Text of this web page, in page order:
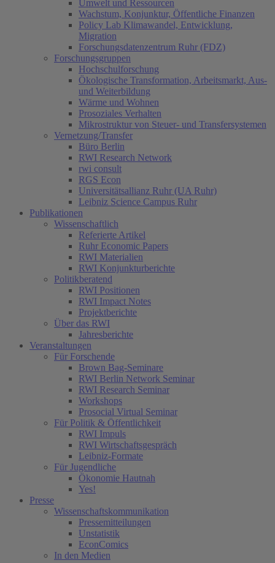
Umwelt und Ressourcen
Wachstum, Konjunktur, Öffentliche Finanzen
Policy Lab Klimawandel, Entwicklung,
Migration
Forschungsdatenzentrum Ruhr (FDZ)
Forschungsgruppen
Hochschulforschung
Ökologische Transformation, Arbeitsmarkt, Aus-
und Weiterbildung
Wärme und Wohnen
Prosoziales Verhalten
Mikrostruktur von Steuer- und Transfersystemen
Vernetzung/Transfer
Büro Berlin
RWI Research Network
rwi consult
RGS Econ
Universitätsallianz Ruhr (UA Ruhr)
Leibniz Science Campus Ruhr
Publikationen
Wissenschaftlich
Referierte Artikel
Ruhr Economic Papers
RWI Materialien
RWI Konjunkturberichte
Politikberatend
RWI Positionen
RWI Impact Notes
Projektberichte
Über das RWI
Jahresberichte
Veranstaltungen
Für Forschende
Brown Bag-Seminare
RWI Berlin Network Seminar
RWI Research Seminar
Workshops
Prosocial Virtual Seminar
Für Politik & Öffentlichkeit
RWI Impuls
RWI Wirtschaftsgespräch
Leibniz-Formate
Für Jugendliche
Ökonomie Hautnah
Yes!
Presse
Wissenschaftskommunikation
Pressemitteilungen
Unstatistik
EconComics
In den Medien